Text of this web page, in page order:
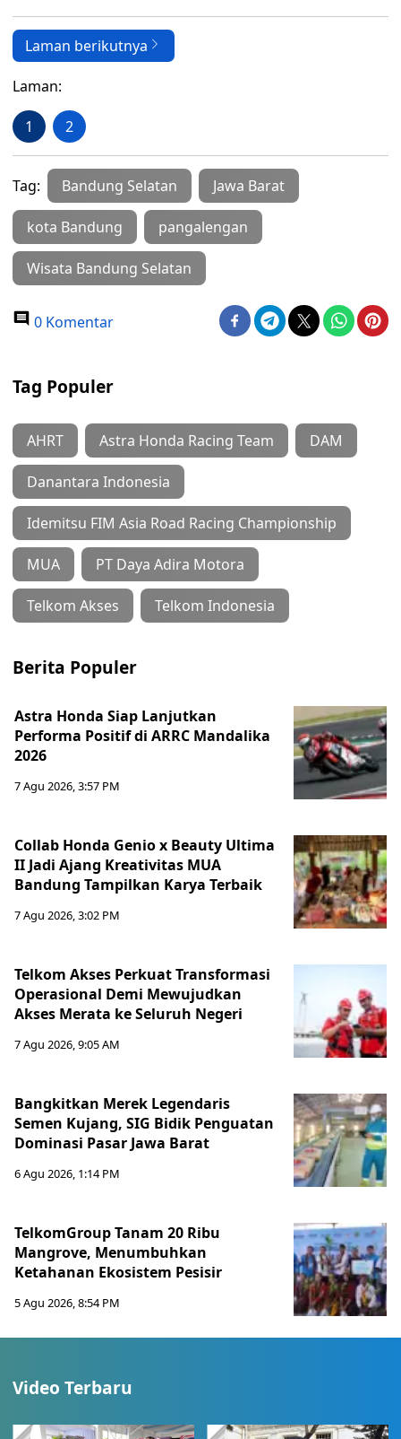
Laman berikutnya
Laman:
1 2
Tag: Bandung Selatan Jawa Barat
kota Bandung pangalengan
Wisata Bandung Selatan
0 Komentar
Tag Populer
AHRT Astra Honda Racing Team DAM
Danantara Indonesia
Idemitsu FIM Asia Road Racing Championship
MUA PT Daya Adira Motora
Telkom Akses Telkom Indonesia
Berita Populer
Astra Honda Siap Lanjutkan
Performa Positif di ARRC Mandalika
2026
7 Agu 2026, 3:57 PM
Collab Honda Genio x Beauty Ultima
II Jadi Ajang Kreativitas MUA
Bandung Tampilkan Karya Terbaik
7 Agu 2026, 3:02 PM
Telkom Akses Perkuat Transformasi
Operasional Demi Mewujudkan
Akses Merata ke Seluruh Negeri
7 Agu 2026, 9:05 AM
Bangkitkan Merek Legendaris
Semen Kujang, SIG Bidik Penguatan
Dominasi Pasar Jawa Barat
6 Agu 2026, 1:14 PM
TelkomGroup Tanam 20 Ribu
Mangrove, Menumbuhkan
Ketahanan Ekosistem Pesisir
5 Agu 2026, 8:54 PM
Video Terbaru